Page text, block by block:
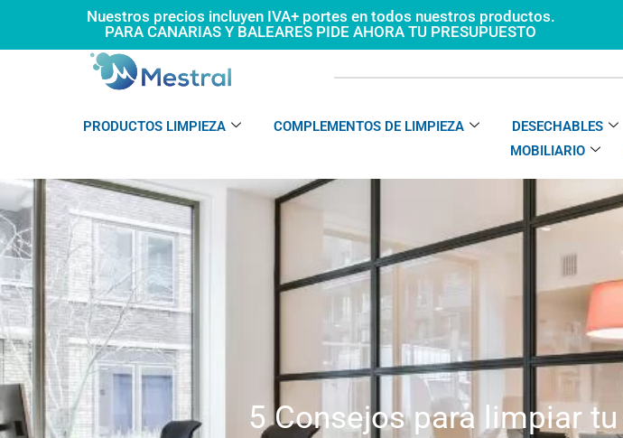
Nuestros precios incluyen IVA+ portes en todos nuestros productos.
PARA CANARIAS Y BALEARES PIDE AHORA TU PRESUPUESTO
PRODUCTOS LIMPIEZA COMPLEMENTOS DE LIMPIEZA DESECHABLES
MOBILIARIO
5 Consejos para limpiar